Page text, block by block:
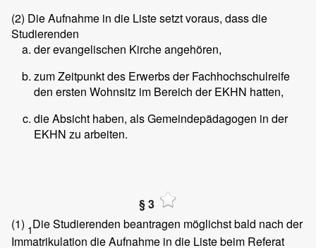
(2) Die Aufnahme in die Liste setzt voraus, dass die
Studierenden
der evangelischen Kirche angehören,
zum Zeitpunkt des Erwerbs der Fachhochschulreife
den ersten Wohnsitz im Bereich der EKHN hatten,
die Absicht haben, als Gemeindepädagogen in der
EKHN zu arbeiten.
§ 3
(1) 1Die Studierenden beantragen möglichst bald nach der
Immatrikulation die Aufnahme in die Liste beim Referat